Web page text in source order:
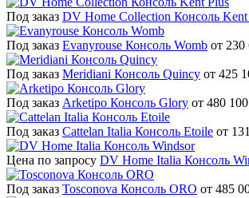
Под заказ DV Home Collection Консоль Kent
Под заказ Evanyrouse Консоль Womb от 230
Под заказ Meridiani Консоль Quincy от 425
Под заказ Arketipo Консоль Glory от 480 100
Под заказ Cattelan Italia Консоль Etoile от
Цена по запросу DV Home Italia Консоль
Под заказ Tosconova Консоль ORO от 485